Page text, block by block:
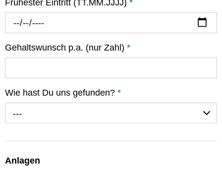
Frühester Eintritt (TT.MM.JJJJ) *
Gehaltswunsch p.a. (nur Zahl) *
Wie hast Du uns gefunden? *
---
Anlagen